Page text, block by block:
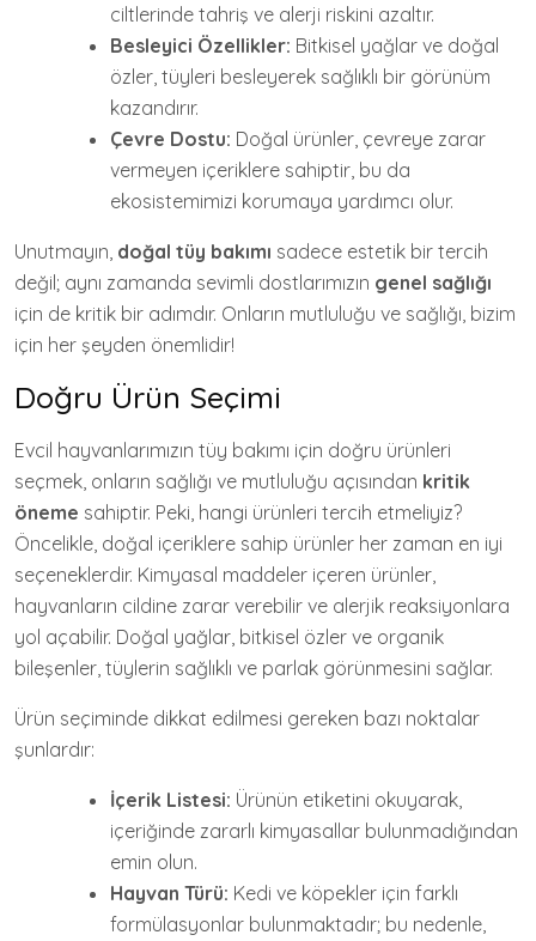
ciltlerinde tahriş ve alerji riskini azaltır.
Besleyici Özellikler: Bitkisel yağlar ve doğal
özler, tüyleri besleyerek sağlıklı bir görünüm
kazandırır.
Çevre Dostu: Doğal ürünler, çevreye zarar
vermeyen içeriklere sahiptir, bu da
ekosistemimizi korumaya yardımcı olur.
Unutmayın, doğal tüy bakımı sadece estetik bir tercih
değil; aynı zamanda sevimli dostlarımızın genel sağlığı
için de kritik bir adımdır. Onların mutluluğu ve sağlığı, bizim
için her şeyden önemlidir!
Doğru Ürün Seçimi
Evcil hayvanlarımızın tüy bakımı için doğru ürünleri
seçmek, onların sağlığı ve mutluluğu açısından kritik
öneme sahiptir. Peki, hangi ürünleri tercih etmeliyiz?
Öncelikle, doğal içeriklere sahip ürünler her zaman en iyi
seçeneklerdir. Kimyasal maddeler içeren ürünler,
hayvanların cildine zarar verebilir ve alerjik reaksiyonlara
yol açabilir. Doğal yağlar, bitkisel özler ve organik
bileşenler, tüylerin sağlıklı ve parlak görünmesini sağlar.
Ürün seçiminde dikkat edilmesi gereken bazı noktalar
şunlardır:
İçerik Listesi: Ürünün etiketini okuyarak,
içeriğinde zararlı kimyasallar bulunmadığından
emin olun.
Hayvan Türü: Kedi ve köpekler için farklı
formülasyonlar bulunmaktadır; bu nedenle,